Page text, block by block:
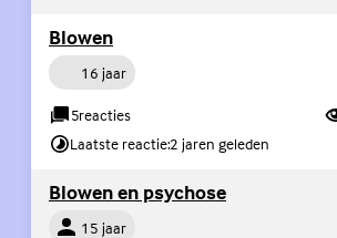
Blowen
Persoon16 jaar
5reacties
Laatste reactie:2 jaren geleden
Blowen en psychose
Persoon15 jaar